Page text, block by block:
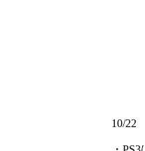
10/22